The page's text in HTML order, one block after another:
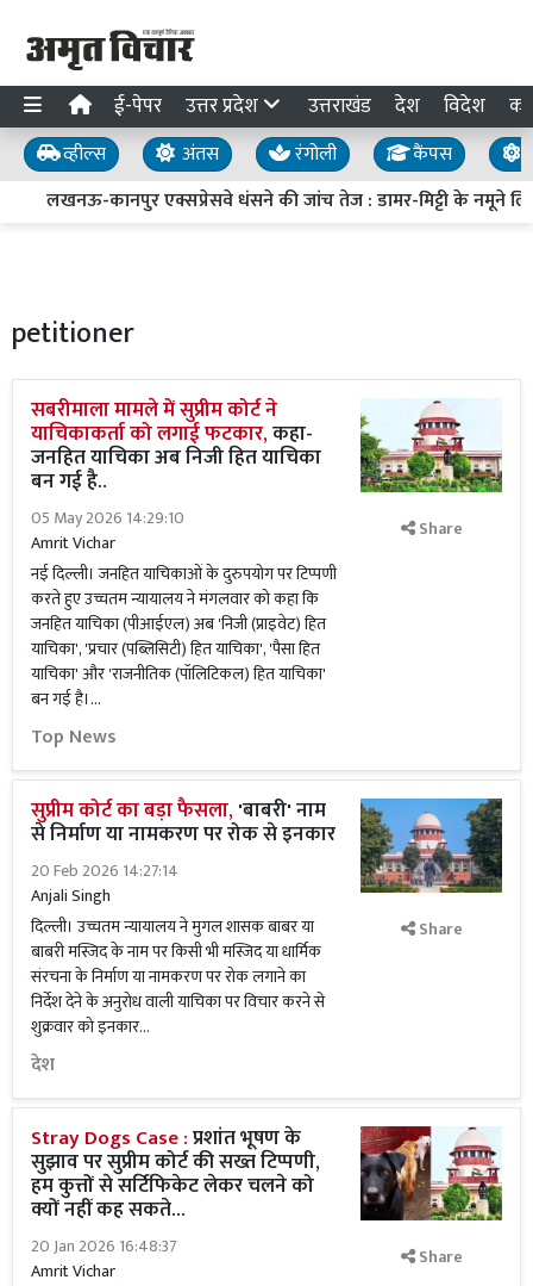
ई-पेपर उत्तर प्रदेश उत्तराखंड देश विदेश
व्हील्स अंतस रंगोली कैंपस
लखनऊ-कानपुर एक्सप्रेसवे धंसने की जांच तेज : डामर-मिट्टी के नमूने
petitioner
सबरीमाला मामले में सुप्रीम कोर्ट ने
याचिकाकर्ता को लगाई फटकार,कहा-
जनहित याचिका अब निजी हित याचिका
बन गई है..
05 May 2026 14:29:10
Amrit Vichar
नई दिल्ली। जनहित याचिकाओं के दुरुपयोग पर टिप्पणी
करते हुए उच्चतम न्यायालय ने मंगलवार को कहा कि
जनहित याचिका (पीआईएल) अब 'निजी (प्राइवेट) हित
याचिका', 'प्रचार (पब्लिसिटी) हित याचिका', 'पैसा हित
याचिका' और 'राजनीतिक (पॉलिटिकल) हित याचिका'
बन गई है।...
Top News
Share
सुप्रीम कोर्ट का बड़ा फैसला, 'बाबरी' नाम
से निर्माण या नामकरण पर रोक से इनकार
20 Feb 2026 14:27:14
Anjali Singh
दिल्ली। उच्चतम न्यायालय ने मुगल शासक बाबर या
बाबरी मस्जिद के नाम पर किसी भी मस्जिद या धार्मिक
संरचना के निर्माण या नामकरण पर रोक लगाने का
निर्देश देने के अनुरोध वाली याचिका पर विचार करने से
शुक्रवार को इनकार...
देश
Share
Stray Dogs Case :प्रशांत भूषण के
सुझाव पर सुप्रीम कोर्ट की सख्त टिप्पणी,
हम कुत्तों से सर्टिफिकेट लेकर चलने को
क्यों नहीं कह सकते...
20 Jan 2026 16:48:37
Amrit Vichar
Share